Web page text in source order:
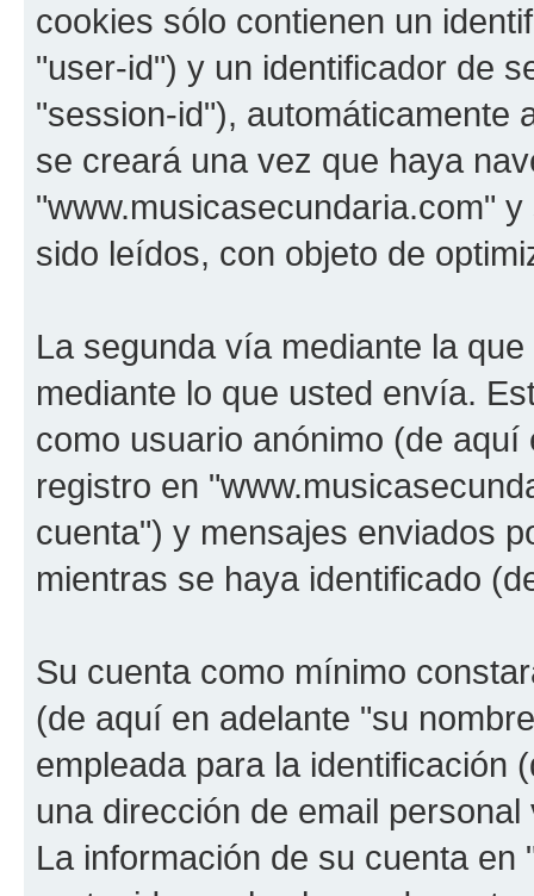
cookies sólo contienen un
"user-id") y un identificador de
"session-id"), automáticamente
se creará una vez que haya
"www.musicasecundaria.com"
sido leídos, con objeto de
La segunda vía mediante la
mediante lo que usted envía.
como usuario anónimo (de
registro en
cuenta") y mensajes enviados
mientras se haya identificado
Su cuenta como mínimo
(de aquí en adelante "su
empleada para la identificación
una dirección de email
La información de su cuenta